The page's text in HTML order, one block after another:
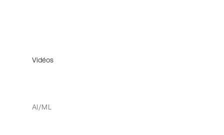
Vidéos
AI/ML